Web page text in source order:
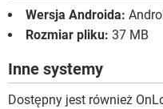
Wersja Androida:
Rozmiar pliku: 37 MB
Inne systemy
Dostępny jest również